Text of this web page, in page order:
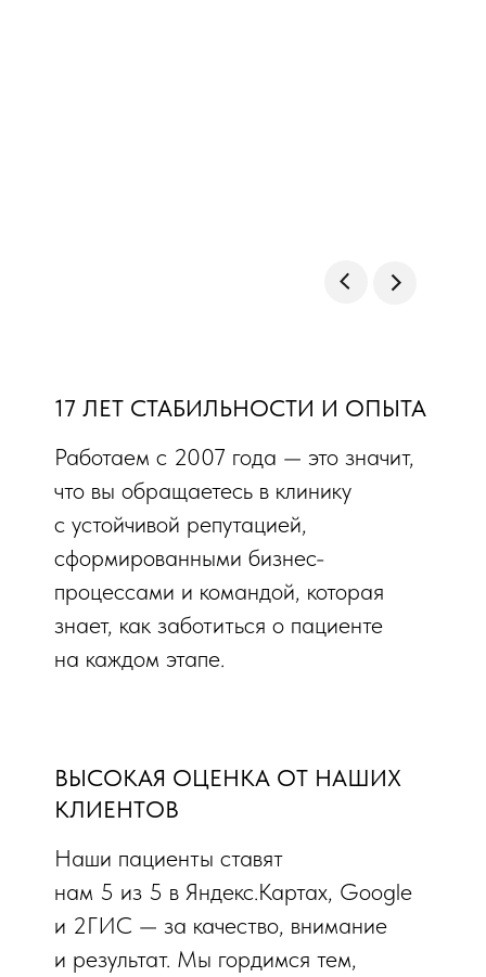
17 ЛЕТ СТАБИЛЬНОСТИ И ОПЫТА
Работаем с 2007 года — это значит,
что вы обращаетесь в клинику
с устойчивой репутацией,
сформированными бизнес-
процессами и командой, которая
знает, как заботиться о пациенте
на каждом этапе.
ВЫСОКАЯ ОЦЕНКА ОТ НАШИХ
КЛИЕНТОВ
Наши пациенты ставят
нам 5 из 5 в Яндекс.Картах, Google
и 2ГИС — за качество, внимание
и результат. Мы гордимся тем,